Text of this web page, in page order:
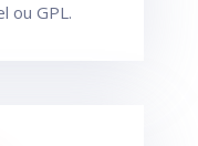
ou GPL.